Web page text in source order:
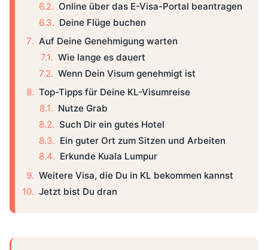
Online über das E-Visa-Portal beantragen
Deine Flüge buchen
Auf Deine Genehmigung warten
Wie lange es dauert
Wenn Dein Visum genehmigt ist
Top-Tipps für Deine KL-Visumreise
Nutze Grab
Such Dir ein gutes Hotel
Ein guter Ort zum Sitzen und Arbeiten
Erkunde Kuala Lumpur
Weitere Visa, die Du in KL bekommen kannst
Jetzt bist Du dran